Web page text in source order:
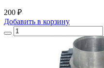
200 ₽
Добавить в корзину